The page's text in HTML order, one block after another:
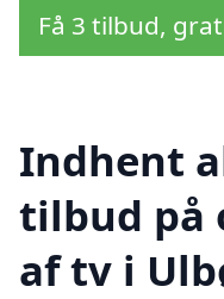
Få 3 tilbud,
Indhent
tilbud på
af tv i